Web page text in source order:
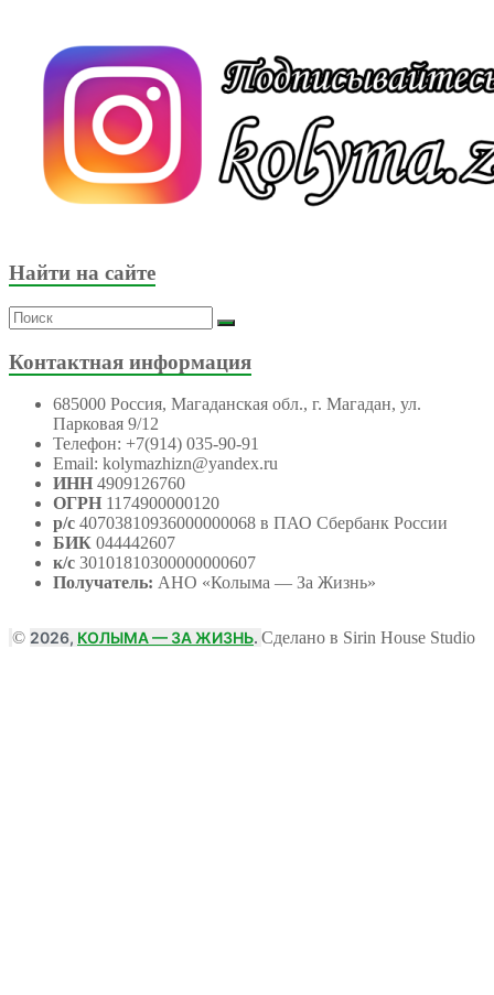
Найти на сайте
Контактная информация
685000 Россия, Магаданская обл., г. Магадан, ул.
Парковая 9/12
Телефон: +7(914) 035-90-91
Email: kolymazhizn@yandex.ru
ИНН 4909126760
ОГРН 1174900000120
р/с 40703810936000000068 в ПАО Сбербанк России
БИК 044442607
к/с 30101810300000000607
Получатель: АНО «Колыма — За Жизнь»
© 2026, КОЛЫМА — ЗА ЖИЗНЬ. Сделано в Sirin House Studio